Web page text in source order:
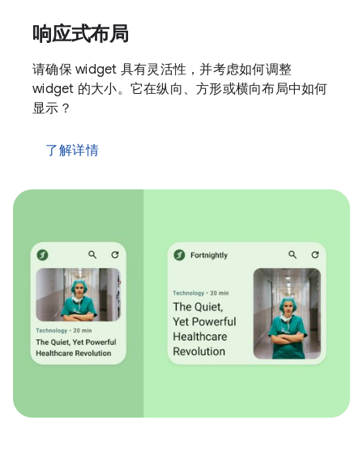
响应式布局
请确保 widget 具有灵活性，并考虑如何调整
widget 的大小。它在纵向、方形或横向布局中如何
显示？
了解详情